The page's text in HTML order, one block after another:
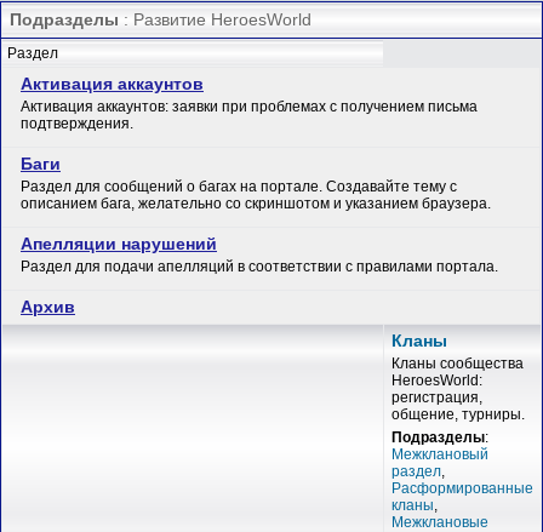
Подразделы : Развитие HeroesWorld
Раздел
Активация аккаунтов
Активация аккаунтов: заявки при проблемах с получением письма
подтверждения.
Баги
Раздел для сообщений о багах на портале. Создавайте тему с
описанием бага, желательно со скриншотом и указанием браузера.
Апелляции нарушений
Раздел для подачи апелляций в соответствии с правилами портала.
Архив
Кланы
Кланы сообщества
HeroesWorld:
регистрация,
общение, турниры.
Подразделы:
Межклановый
раздел,
Расформированные
кланы,
Межклановые